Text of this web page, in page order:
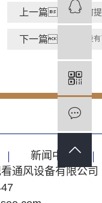
上一篇：如何
下一篇： 没
新闻中心
通风设备有限公司